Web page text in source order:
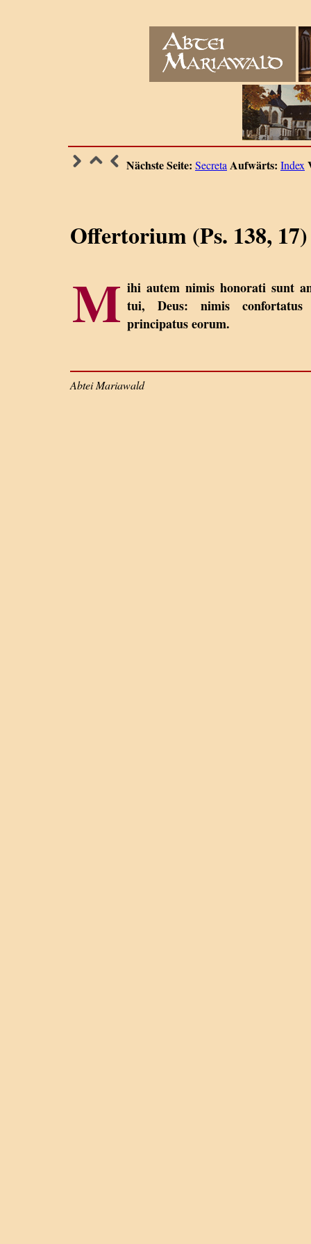
Nächste Seite: Secreta Aufwärts: Index
Offertorium (Ps. 138, 17)
M ihi autem nimis honorati sunt
tui, Deus: nimis confortatus
principatus eorum.
Abtei Mariawald